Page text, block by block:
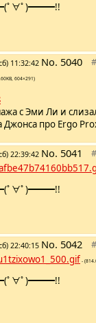
ﾟ∀ﾟ)━━━!!
11:32:42 No. 5040
604×291)
с Эми Ли и
Джонса про Ergo
22:39:42 No. 5041
ﾟ∀ﾟ)━━━!!
22:40:15 No. 5042
-
ﾟ∀ﾟ)━━━!!